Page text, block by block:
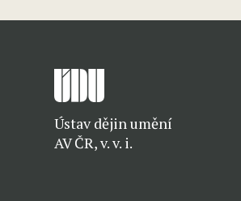
Ústav dějin umění
AV ČR, v. v. i.